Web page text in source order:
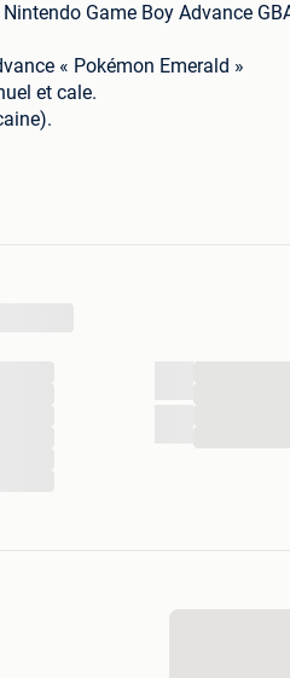
Game Boy Advance
« Pokémon Emerald »
et cale.
traces d’usure, la